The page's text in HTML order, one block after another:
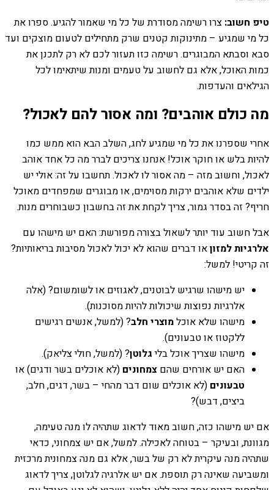
טיפ חשוב: צרו רשימה מסודרת של כל מי שאמור להגיע. ספרו את
כל מי שמגיע – מתינוקות קטנים שרק מתחילים לטעום מוצקים ועד
סבא וסבתא המבוגרים. רשימה כזו תעזור לכם לא רק לתכנן את
כמות האוכל, אלא גם לחשוב על טעמים ומנות שיתאימו לכל
הגילאים והעדפות.
מה כולם אוהבים? ומה אסור להם לאכול?
אחרי שספרנו את כל מי שמגיע לחג, השלב הבא הוא ממש כמו
להיות בלש או חוקר אוכל! אנחנו צריכים לברר מה כל אחד אוהב
לאכול, וחשוב מזה – מה אסור לו לאכול. תחשבו על זה: אולי יש
ילדים שלא אוהבים ירקות מסוימים, או מבוגרים שמפחדים מאוכל
חריף? זה בסדר גמור, צריך לקחת את זה בחשבון כשבוחרים מנות.
אבל חשוב עוד יותר לשאול בצורה מפורשת: האם יש מישהו עם
אלרגיות למזוןאו דברים שהוא לא יכול לאכול מסיבות בריאותיות?
זה קריטי! למשל:
יש מישהו שרגיש לבוטנים, לאגוזים או לשומשום? (אלה
אלרגיות נפוצות שיכולות להיות מסוכנות).
מישהו שלא אוכלמוצרי חלב? (למשל, אנשים רגישים
ללקטוז או טבעונים).
מישהו שצריך אוכל בלי גלוטן? (למשל, חולי צליאק).
האם יש אורחים שהם צמחונים (לא אוכלים בשר ודגים) או
טבעונים (לא אוכלים שום דבר מהחי – בשר, דגים, חלב,
ביצים, דבש)?
אם יש מישהו כזה, חשוב מאוד לדאוג שתהיה לו מנה טעימה,
מגוונת, ובעיקר – בטוחה לאכילה. למשל, אם יש צמחוני, כדאי
שתהיה מנה עיקרית לא רק של בשר, אלא גם מנה צמחונית מרכזית
ומשביעה שאינה רק תוספת. אם יש אלרגיה לגלוטן, צריך לדאוג